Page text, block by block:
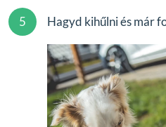
5 Hagyd kihűlni és már